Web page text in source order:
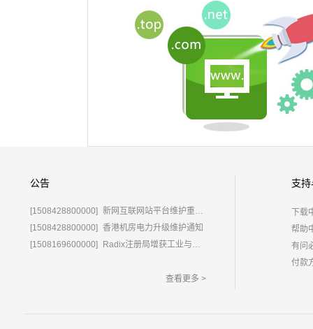
公告
[1508428800000] 新网互联网站平台维护重要通知
[1508428800000] 香港机房电力升级维护通知
[1508169600000]
Radix注册局增获工业与信息化部域名运营批复
查看更多 >
支
下载
帮助
有问
付款